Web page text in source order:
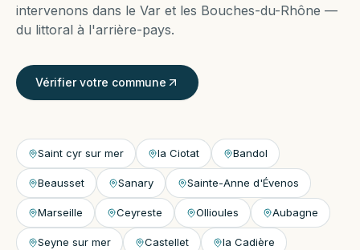
intervenons dans le Var et les Bouches-du-Rhône —
du littoral à l'arrière-pays.
Vérifier votre commune
Saint cyr sur mer la Ciotat Bandol
Beausset Sanary Sainte-Anne d'Évenos
Marseille Ceyreste Ollioules Aubagne
Seyne sur mer Castellet la Cadière